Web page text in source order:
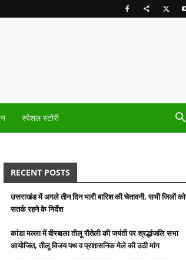
स्पेशल स्टोरी
RECENT POSTS
उत्तराखंड में अगले तीन दिन भारी बारिश की चेतावनी, सभी जिलों को
सतर्क रहने के निर्देश
कांडा मल्ला में वीरबाला तीलू रौतेली की जयंती पर श्रद्धांजलि सभा
आयोजित, तीलू विजय पथ व प्रशासनिक मेले की उठी मांग